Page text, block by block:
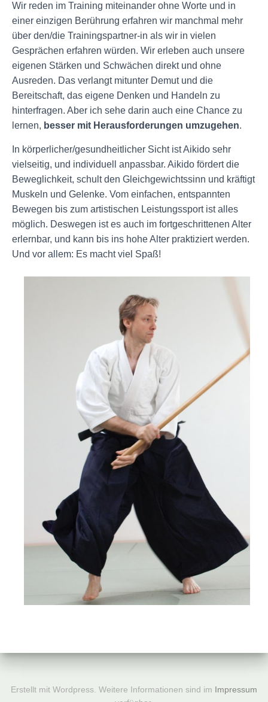
Wir reden im Training miteinander ohne Worte und in
einer einzigen Berührung erfahren wir manchmal mehr
über den/die Trainingspartner-in als wir in vielen
Gesprächen erfahren würden. Wir erleben auch unsere
eigenen Stärken und Schwächen direkt und ohne
Ausreden. Das verlangt mitunter Demut und die
Bereitschaft, das eigene Denken und Handeln zu
hinterfragen. Aber ich sehe darin auch eine Chance zu
lernen, besser mit Herausforderungen umzugehen.
In körperlicher/gesundheitlicher Sicht ist Aikido sehr
vielseitig, und individuell anpassbar. Aikido fördert die
Beweglichkeit, schult den Gleichgewichtssinn und kräftigt
Muskeln und Gelenke. Vom einfachen, entspannten
Bewegen bis zum artistischen Leistungssport ist alles
möglich. Deswegen ist es auch im fortgeschrittenen Alter
erlernbar, und kann bis ins hohe Alter praktiziert werden.
Und vor allem: Es macht viel Spaß!
Erstellt mit Wordpress. Weitere Informationen sind im Impressum